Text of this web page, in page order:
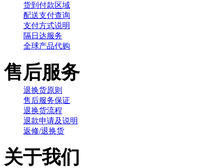
货到付款区域
配送支付查询
支付方式说明
隔日达服务
全球产品代购
售后服务
退换货原则
售后服务保证
退换货流程
退款申请及说明
返修/退换货
关于我们